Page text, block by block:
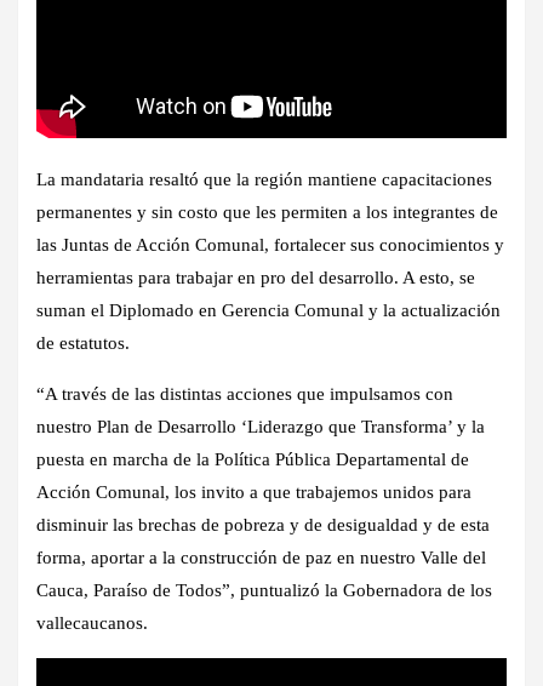
La mandataria resaltó que la región mantiene capacitaciones
permanentes y sin costo que les permiten a los integrantes de
las Juntas de Acción Comunal, fortalecer sus conocimientos y
herramientas para trabajar en pro del desarrollo. A esto, se
suman el Diplomado en Gerencia Comunal y la actualización
de estatutos.
“A través de las distintas acciones que impulsamos con
nuestro Plan de Desarrollo ‘Liderazgo que Transforma’ y la
puesta en marcha de la Política Pública Departamental de
Acción Comunal, los invito a que trabajemos unidos para
disminuir las brechas de pobreza y de desigualdad y de esta
forma, aportar a la construcción de paz en nuestro Valle del
Cauca, Paraíso de Todos”, puntualizó la Gobernadora de los
vallecaucanos.